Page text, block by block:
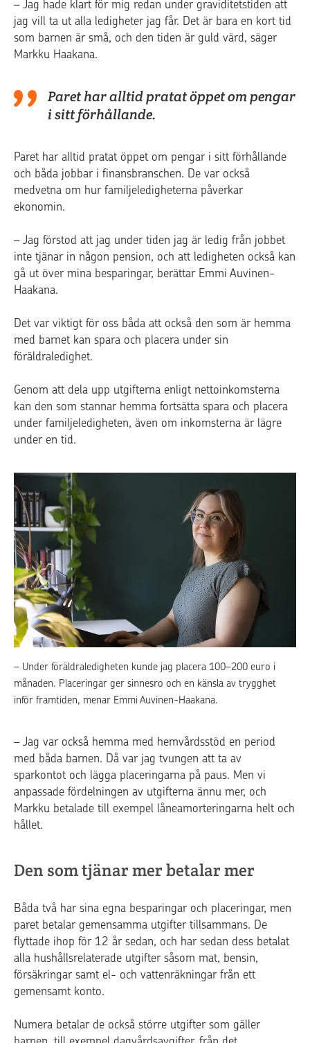
– Jag hade klart för mig redan under graviditetstiden att
jag vill ta ut alla ledigheter jag får. Det är bara en kort tid
som barnen är små, och den tiden är guld värd, säger
Markku Haakana.
Paret har alltid pratat öppet om pengar
i sitt förhållande.
Paret har alltid pratat öppet om pengar i sitt förhållande
och båda jobbar i finansbranschen. De var också
medvetna om hur familjeledigheterna påverkar
ekonomin.
– Jag förstod att jag under tiden jag är ledig från jobbet
inte tjänar in någon pension, och att ledigheten också kan
gå ut över mina besparingar, berättar Emmi Auvinen-
Haakana.
Det var viktigt för oss båda att också den som är hemma
med barnet kan spara och placera under sin
föräldraledighet.
Genom att dela upp utgifterna enligt nettoinkomsterna
kan den som stannar hemma fortsätta spara och placera
under familjeledigheten, även om inkomsterna är lägre
under en tid.
– Under föräldraledigheten kunde jag placera 100–200 euro i
månaden. Placeringar ger sinnesro och en känsla av trygghet
inför framtiden, menar Emmi Auvinen-Haakana.
– Jag var också hemma med hemvårdsstöd en period
med båda barnen. Då var jag tvungen att ta av
sparkontot och lägga placeringarna på paus. Men vi
anpassade fördelningen av utgifterna ännu mer, och
Markku betalade till exempel låneamorteringarna helt och
hållet.
Den som tjänar mer betalar mer
Båda två har sina egna besparingar och placeringar, men
paret betalar gemensamma utgifter tillsammans. De
flyttade ihop för 12 år sedan, och har sedan dess betalat
alla hushållsrelaterade utgifter såsom mat, bensin,
försäkringar samt el- och vattenräkningar från ett
gemensamt konto.
Numera betalar de också större utgifter som gäller